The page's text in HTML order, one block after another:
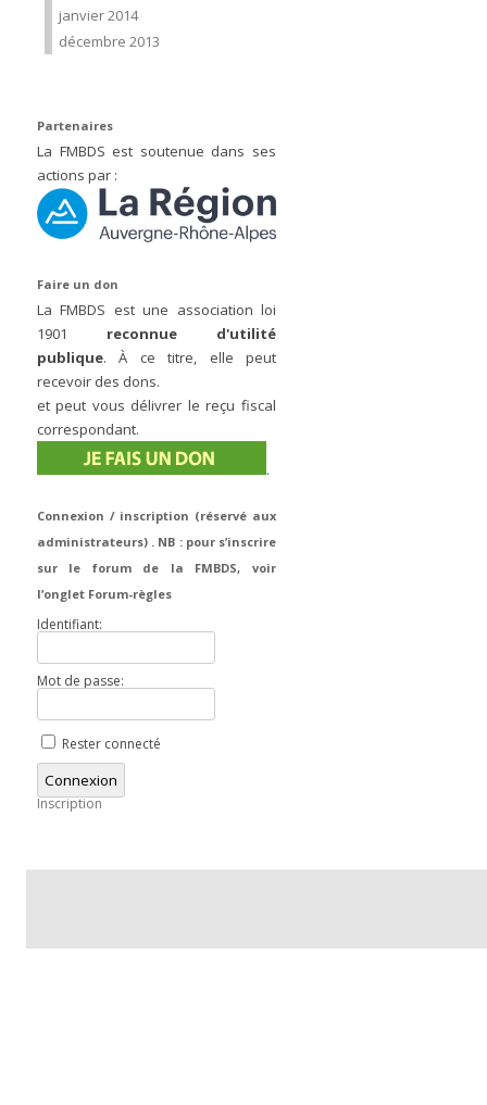
janvier 2014
décembre 2013
Partenaires
La FMBDS est soutenue dans ses
actions par :
Faire un don
La FMBDS est une association loi
1901 reconnue d'utilité
publique. À ce titre, elle peut
recevoir des dons.
et peut vous délivrer le reçu fiscal
correspondant.
.
Connexion / inscription (réservé aux
administrateurs) . NB : pour s’inscrire
sur le forum de la FMBDS, voir
l’onglet Forum-règles
Identifiant:
Mot de passe:
Rester connecté
Connexion
Inscription